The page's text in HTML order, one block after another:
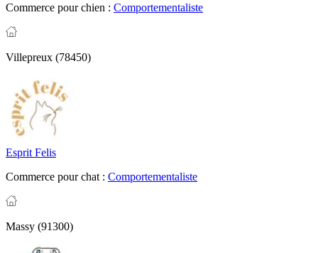
Commerce pour chien : Comportementaliste
Villepreux (78450)
Esprit Felis
Commerce pour chat : Comportementaliste
Massy (91300)